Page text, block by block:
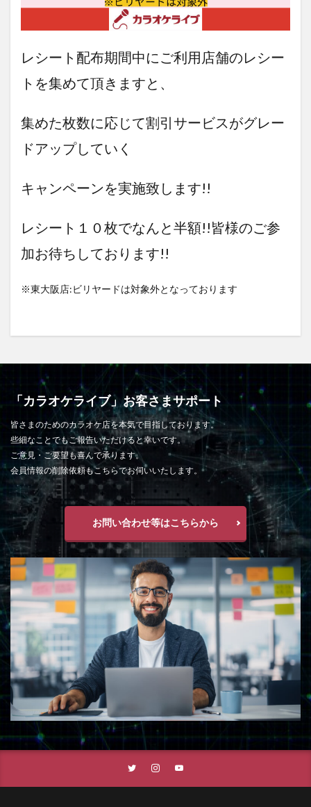
レシート配布期間中にご利用店舗のレシー
トを集めて頂きますと、
集めた枚数に応じて割引サービスがグレー
ドアップしていく
キャンペーンを実施致します!!
レシート１０枚でなんと半額!!皆様のご参
加お待ちしております!!
※東大阪店:ビリヤードは対象外となっております
「カラオケライブ」お客さまサポート
皆さまのためのカラオケ店を本気で目指しております。
些細なことでもご報告いただけると幸いです。
ご意見・ご要望も喜んで承ります。
会員情報の削除依頼もこちらでお伺いいたします。
お問い合わせ等はこちらから